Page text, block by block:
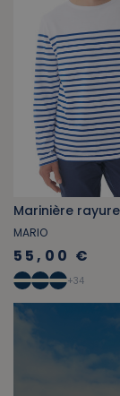
MARIO
55,00 €
+34